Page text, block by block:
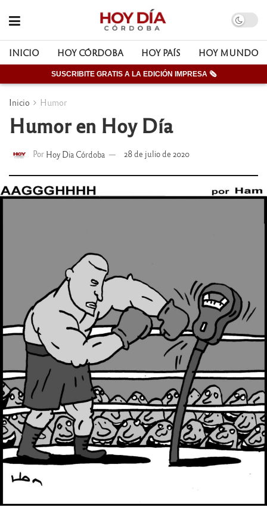
INICIO HOY CÓRDOBA HOY PAÍS HOY MUNDO
SUSCRIBITE GRATIS A LA EDICIÓN IMPRESA 🗞
Inicio Humor
Humor en Hoy Día
Por Hoy Dia Córdoba 28 de julio de 2020